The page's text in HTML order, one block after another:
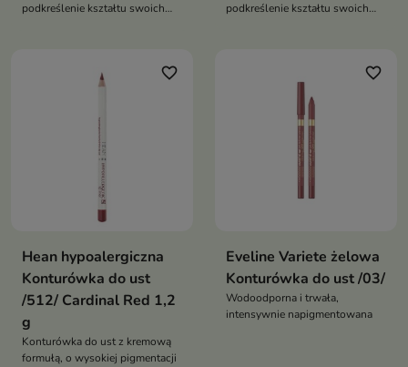
podkreślenie kształtu swoich
podkreślenie kształtu swoich
favorite_border
Hean hypoalergiczna
Konturówka do ust
/512/ Cardinal Red 1,2
g
Konturówka do ust z kremową
formułą, o wysokiej pigmentacji
favorite_border
Eveline Variete żelowa
Konturówka do ust /03/
Wodoodporna i trwała,
intensywnie napigmentowana